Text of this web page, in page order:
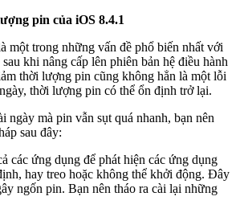
pin của iOS 8.4.1
một trong những vấn đề phổ biến nhất với
khi nâng cấp lên phiên bản hệ điều hành
thời lượng pin cũng không hẳn là một lỗi
thời lượng pin có thể ổn định trở lại.
ngày mà pin vẫn sụt quá nhanh, bạn nên
sau đây:
các ứng dụng để phát hiện các ứng dụng
hay treo hoặc không thể khởi động. Đây
ngốn pin. Bạn nên tháo ra cài lại những